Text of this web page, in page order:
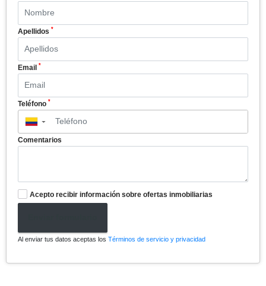
Apellidos *
Email *
Teléfono *
▼
Comentarios
Acepto recibir información sobre ofertas inmobiliarias
Al enviar tus datos aceptas los Términos de servicio y privacidad